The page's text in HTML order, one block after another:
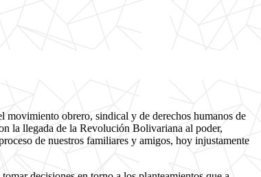
movimiento obrero, sindical y de derechos humanos de
la llegada de la Revolución Bolivariana al poder,
de nuestros familiares y amigos, hoy injustamente